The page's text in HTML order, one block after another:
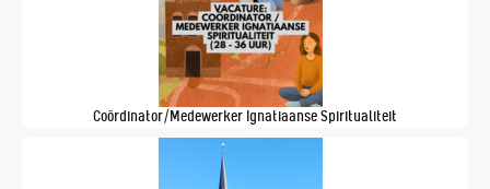
Coördinator/Medewerker Ignatiaanse Spiritualiteit